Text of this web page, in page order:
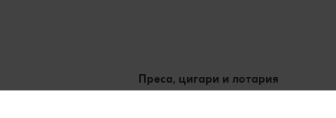
Преса, цигари и лотария